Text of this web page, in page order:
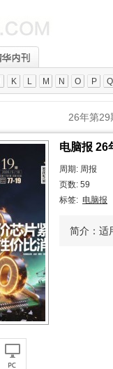
K L M N O P Q
26年第29
电脑报 26
周期: 周报
页数: 59
标签: 电脑报
简介：适